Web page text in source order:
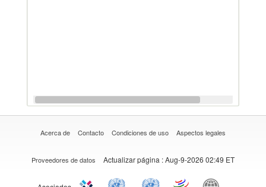
Acerca de Contacto Condiciones de uso Aspectos legales
Proveedores de datos Actualizar página : Aug-9-2026 02:49 ET